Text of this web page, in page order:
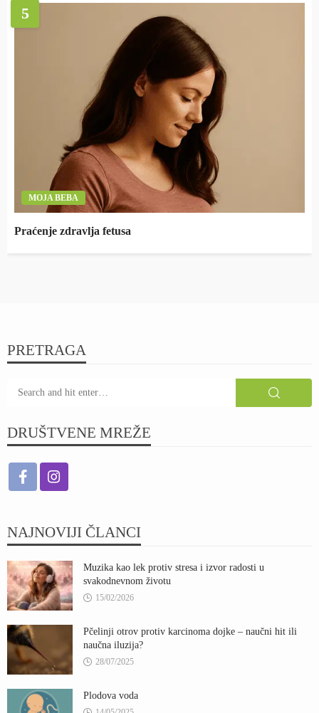
5
MOJA BEBA
Praćenje zdravlja fetusa
PRETRAGA
DRUŠTVENE MREŽE
NAJNOVIJI ČLANCI
Muzika kao lek protiv stresa i izvor radosti u
svakodnevnom životu
15/02/2026
Pčelinji otrov protiv karcinoma dojke – naučni hit ili
naučna iluzija?
28/07/2025
Plodova voda